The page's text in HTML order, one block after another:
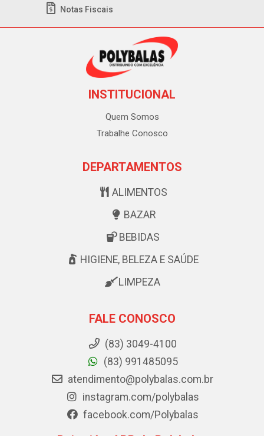
Notas Fiscais
INSTITUCIONAL
Quem Somos
Trabalhe Conosco
DEPARTAMENTOS
ALIMENTOS
BAZAR
BEBIDAS
HIGIENE, BELEZA E SAÚDE
LIMPEZA
FALE CONOSCO
(83) 3049-4100
(83) 991485095
atendimento@polybalas.com.br
instagram.com/polybalas
facebook.com/Polybalas